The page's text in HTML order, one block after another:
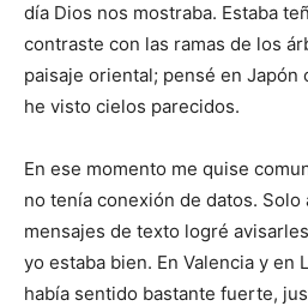
día Dios nos mostraba. Estaba
contraste con las ramas de los
paisaje oriental; pensé en Japón
he visto cielos parecidos.
En ese momento me quise
no tenía conexión de datos. Solo
mensajes de texto logré
yo estaba bien. En Valencia y en
había sentido bastante fuerte,